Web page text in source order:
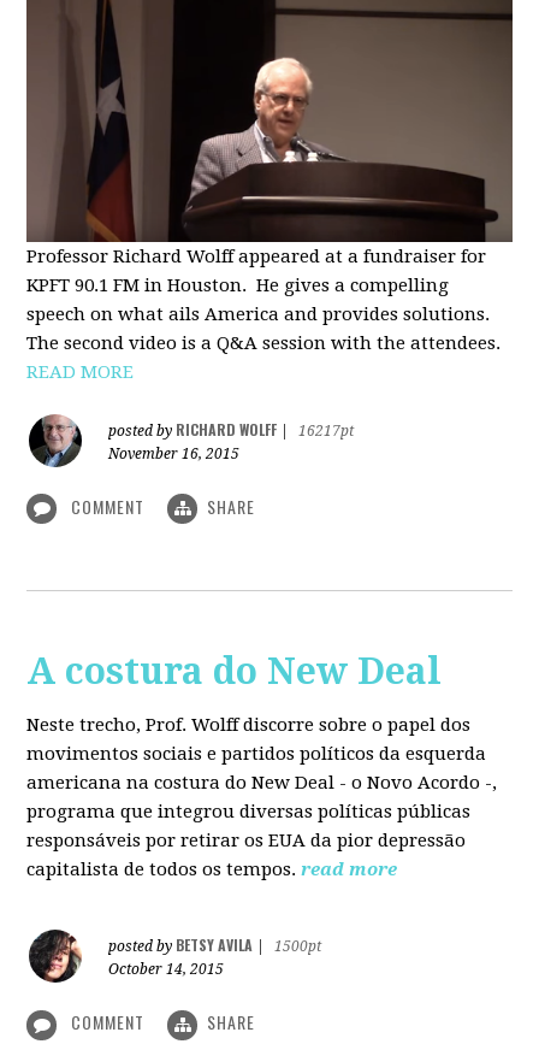
Professor Richard Wolff appeared at a fundraiser for
KPFT 90.1 FM in Houston. He gives a compelling
speech on what ails America and provides solutions.
The second video is a Q&A session with the attendees.
READ MORE
posted by RICHARD WOLFF
16217pt
November 16, 2015
COMMENT SHARE
A costura do New Deal
Neste trecho, Prof. Wolff discorre sobre o papel dos
movimentos sociais e partidos políticos da esquerda
americana na costura do New Deal - o Novo Acordo -,
programa que integrou diversas políticas públicas
responsáveis por retirar os EUA da pior depressão
capitalista de todos os tempos. read more
posted by BETSY AVILA
1500pt
October 14, 2015
COMMENT SHARE